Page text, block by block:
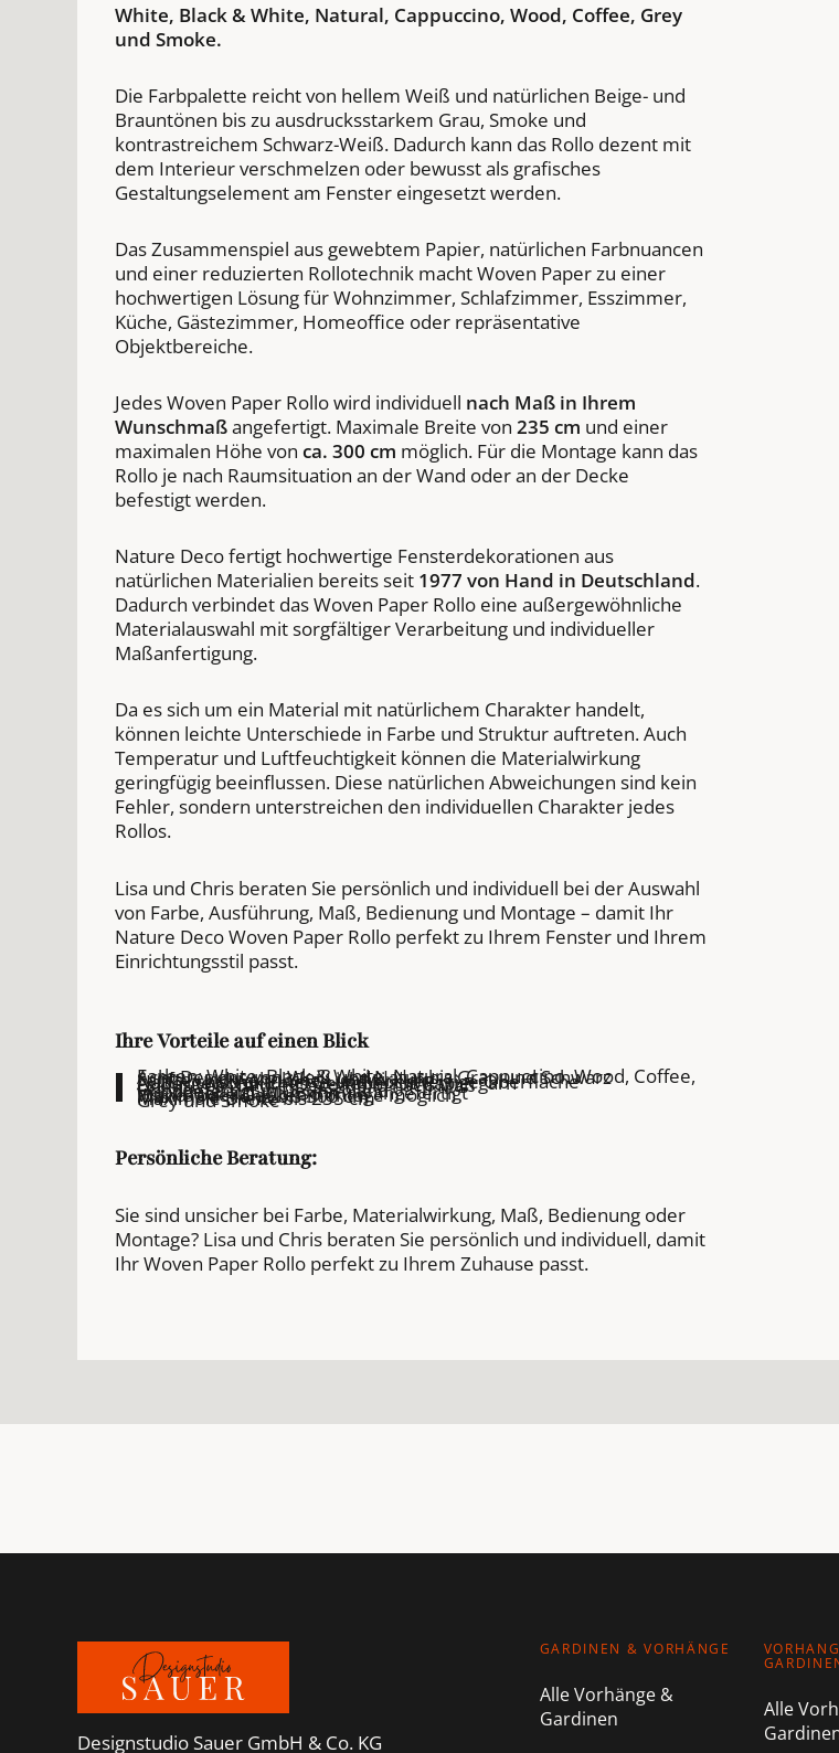
White, Black & White, Natural, Cappuccino, Wood, Coffee, Grey
und Smoke.
Die Farbpalette reicht von hellem Weiß und natürlichen Beige- und
Brauntönen bis zu ausdrucksstarkem Grau, Smoke und
kontrastreichem Schwarz-Weiß. Dadurch kann das Rollo dezent mit
dem Interieur verschmelzen oder bewusst als grafisches
Gestaltungselement am Fenster eingesetzt werden.
Das Zusammenspiel aus gewebtem Papier, natürlichen Farbnuancen
und einer reduzierten Rollotechnik macht Woven Paper zu einer
hochwertigen Lösung für Wohnzimmer, Schlafzimmer, Esszimmer,
Küche, Gästezimmer, Homeoffice oder repräsentative
Objektbereiche.
Jedes Woven Paper Rollo wird individuell nach Maß in Ihrem
Wunschmaßangefertigt. Maximale Breite von 235 cm und einer
maximalen Höhe von ca. 300 cm möglich. Für die Montage kann das
Rollo je nach Raumsituation an der Wand oder an der Decke
befestigt werden.
Nature Deco fertigt hochwertige Fensterdekorationen aus
natürlichen Materialien bereits seit 1977 von Hand in Deutschland.
Dadurch verbindet das Woven Paper Rollo eine außergewöhnliche
Materialauswahl mit sorgfältiger Verarbeitung und individueller
Maßanfertigung.
Da es sich um ein Material mit natürlichem Charakter handelt,
können leichte Unterschiede in Farbe und Struktur auftreten. Auch
Temperatur und Luftfeuchtigkeit können die Materialwirkung
geringfügig beeinflussen. Diese natürlichen Abweichungen sind kein
Fehler, sondern unterstreichen den individuellen Charakter jedes
Rollos.
Lisa und Chris beraten Sie persönlich und individuell bei der Auswahl
von Farbe, Ausführung, Maß, Bedienung und Montage – damit Ihr
Nature Deco Woven Paper Rollo perfekt zu Ihrem Fenster und Ihrem
Einrichtungsstil passt.
Ihre Vorteile auf einen Blick
Exklusives Nature-Deco-Rollo nach Maß
Außergewöhnliches Gewebe aus Papiergarn
Natürlich strukturierte und hochwertige Oberfläche
Sanfte und wohnliche Lichtwirkung
Acht Designs von Weiß und Natur bis Grau und Schwarz
Farben: White, Black & White, Natural, Cappuccino, Wood, Coffee,
Grey und Smoke
Maximale Breite bis 235 cm
Maximale Höhe bis 300 cm
Wand- oder Deckenmontage möglich
Individuell auf Wunschmaß angefertigt
Handgefertigt in Deutschland
Persönliche Beratung:
Sie sind unsicher bei Farbe, Materialwirkung, Maß, Bedienung oder
Montage? Lisa und Chris beraten Sie persönlich und individuell, damit
Ihr Woven Paper Rollo perfekt zu Ihrem Zuhause passt.
Designstudio Sauer GmbH & Co. KG
GARDINEN & VORHÄNGE
Alle Vorhänge &
Gardinen
Alle